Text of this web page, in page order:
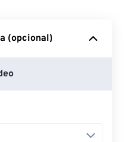
Drive
(opcional)